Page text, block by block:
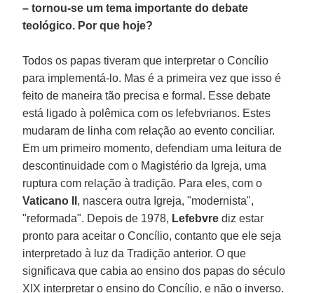
– tornou-se um tema importante do debate
teológico. Por que hoje?
Todos os papas tiveram que interpretar o Concílio
para implementá-lo. Mas é a primeira vez que isso é
feito de maneira tão precisa e formal. Esse debate
está ligado à polêmica com os lefebvrianos. Estes
mudaram de linha com relação ao evento conciliar.
Em um primeiro momento, defendiam uma leitura de
descontinuidade com o Magistério da Igreja, uma
ruptura com relação à tradição. Para eles, com o
Vaticano II , nascera outra Igreja, "modernista",
"reformada". Depois de 1978, Lefebvrediz estar
pronto para aceitar o Concílio, contanto que ele seja
interpretado à luz da Tradição anterior. O que
significava que cabia ao ensino dos papas do século
XIX interpretar o ensino do Concílio, e não o inverso.